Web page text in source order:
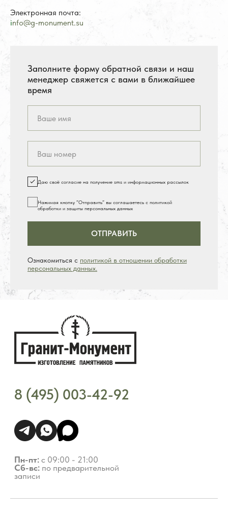
Электронная почта:
info@g-monument.su
Заполните форму обратной связи и наш
менеджер свяжется с вами в ближайшее
время
Даю своё согласие на получение sms и информационных рассылок
Нажимая кнопку ”Отправить” вы соглашаетесь с политикой
обработки и защиты персональных данных
ОТПРАВИТЬ
Ознакомиться с политикой в отношении обработки
персональных данных.